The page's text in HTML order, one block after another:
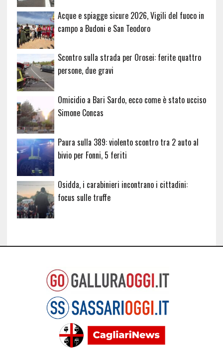
Acque e spiagge sicure 2026, Vigili del fuoco in
campo a Budoni e San Teodoro
Scontro sulla strada per Orosei: ferite quattro
persone, due gravi
Omicidio a Bari Sardo, ecco come è stato ucciso
Simone Concas
Paura sulla 389: violento scontro tra 2 auto al
bivio per Fonni, 5 feriti
Osidda, i carabinieri incontrano i cittadini:
focus sulle truffe